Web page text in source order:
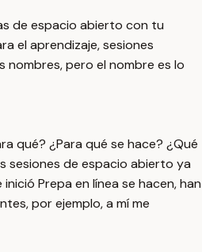
de espacio abierto con tu
el aprendizaje, sesiones
nombres, pero el nombre es lo
qué? ¿Para qué se hace? ¿Qué
sesiones de espacio abierto ya
Prepa en línea se hacen, han
por ejemplo, a mí me